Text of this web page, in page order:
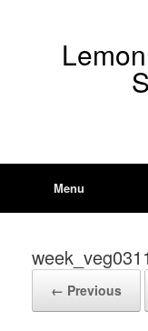
Menu
← Previous